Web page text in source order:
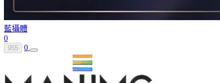
藍攝體
0
955 0